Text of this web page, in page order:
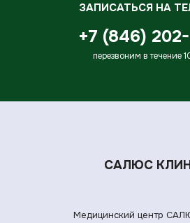
ЗАПИСАТЬСЯ НА
+7 (846)
перезвоним в течение
САЛЮС
Медицинский центр